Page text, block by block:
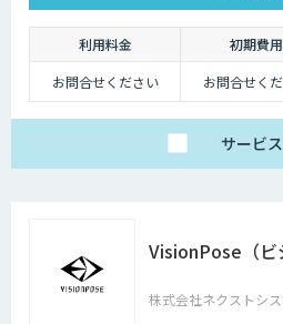
利用料金 初期費用
お問合せください
お問合せく
サービス
VisionPose（ビ
株式会社ネクストシ